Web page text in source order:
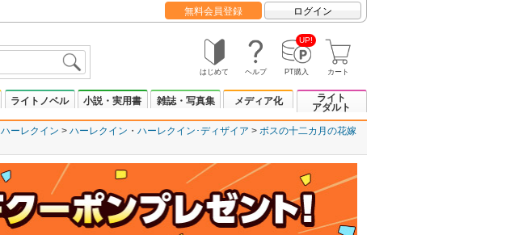
無料会員登録 ログイン
はじめて ヘルプ
UP!
PT購入 カート
ライトノベル 小説・実用書 雑誌・写真集 メディア化
ライト
アダルト
ハーレクイン ハーレクイン ハーレクイン･ディザイア
ボスの十二カ月の花嫁